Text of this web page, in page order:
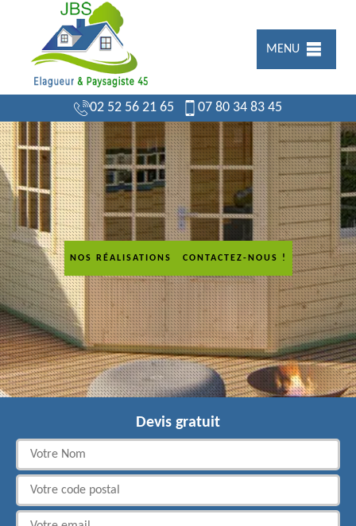
MENU
02 52 56 21 65 07 80 34 83 45
NOS RÉALISATIONS CONTACTEZ-NOUS !
Devis gratuit